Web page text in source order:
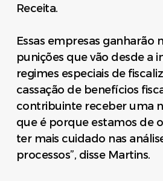
Receita.
Essas empresas ganharão
punições que vão desde a
regimes especiais de
cassação de benefícios
contribuinte receber uma
que é porque estamos de
ter mais cuidado nas
processos”, disse Martins.